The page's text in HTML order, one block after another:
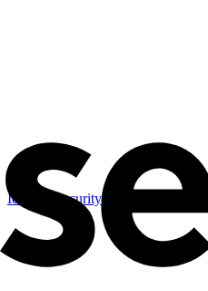
Identity Security Cloud 지능형